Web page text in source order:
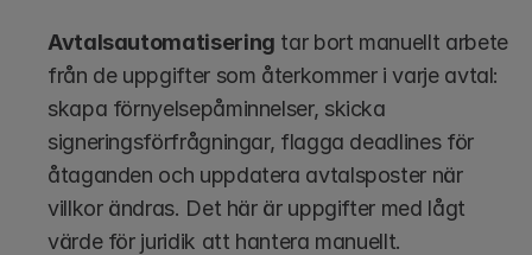
Avtalsautomatisering tar bort manuellt arbete
från de uppgifter som återkommer i varje avtal:
skapa förnyelsepåminnelser, skicka
signeringsförfrågningar, flagga deadlines för
åtaganden och uppdatera avtalsposter när
villkor ändras. Det här är uppgifter med lågt
värde för juridik att hantera manuellt.